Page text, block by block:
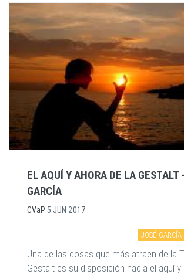
EL AQUÍ Y AHORA DE LA GESTALT
GARCÍA
CVaP 5 JUN 2017
JOSÉ GARCÍA
Una de las cosas que más atraen de la
Gestalt es su disposición hacia el aquí y